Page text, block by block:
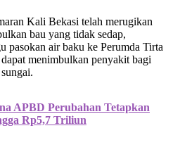
Kali Bekasi telah merugikan
bau yang tidak sedap,
pasokan air baku ke Perumda Tirta
menimbulkan penyakit bagi
APBD Perubahan Tetapkan
Rp5,7 Triliun